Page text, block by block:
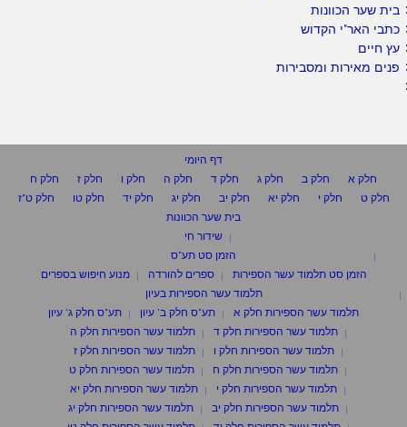
בית שער הכוונות
כתבי האר"י הקדוש
עץ חיים
פנים מאירות ומסבירות
דף היומי
חלק א
חלק ב חלק ג חלק ד חלק ה חלק ו חלק ז
חלק ח
חלק ט
חלק י חלק יא חלק יב חלק יג חלק יד חלק טו
חלק ט"ז
בית שער הכוונות
שידור חי
הזמן סט תע"ס
הזמן סט תלמוד עשר הספירות
ספרים להורדה
מנוע חיפוש בספרים
תלמוד עשר הספירות בעיון
תלמוד עשר הספירות חלק א
תע"ס חלק ב' עיון
תע"ס חלק ג' עיון
תלמוד עשר הספירות חלק ד
תלמוד עשר הספירות חלק ה
תלמוד עשר הספירות חלק ו
תלמוד עשר הספירות חלק ז
תלמוד עשר הספירות חלק ח
תלמוד עשר הספירות חלק ט
תלמוד עשר הספירות חלק י
תלמוד עשר הספירות חלק יא
תלמוד עשר הספירות חלק יב
תלמוד עשר הספירות חלק יג